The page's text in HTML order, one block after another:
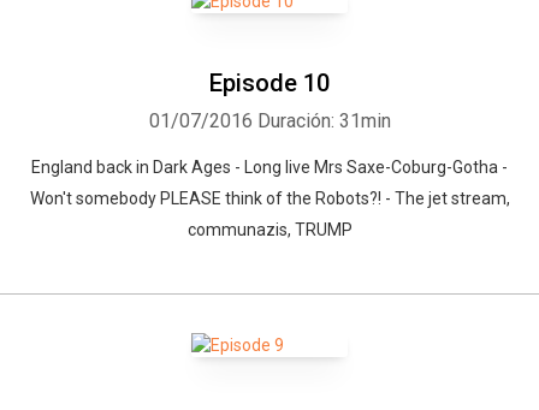
Episode 10
01/07/2016 Duración: 31min
England back in Dark Ages - Long live Mrs Saxe-Coburg-Gotha -
Won't somebody PLEASE think of the Robots?! - The jet stream,
communazis, TRUMP